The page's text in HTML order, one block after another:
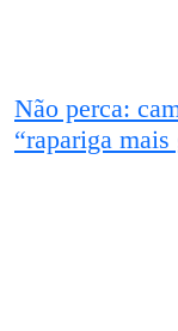
Não perca:
“rapariga